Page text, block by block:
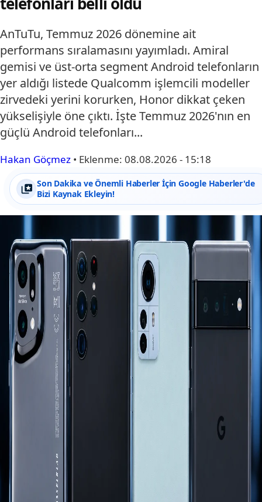
AnTuTu, Temmuz 2026 dönemine ait
performans sıralamasını yayımladı. Amiral
gemisi ve üst-orta segment Android telefonların
yer aldığı listede Qualcomm işlemcili modeller
zirvedeki yerini korurken, Honor dikkat çeken
yükselişiyle öne çıktı. İşte Temmuz 2026'nın en
güçlü Android telefonları...
Hakan Göçmez • Eklenme: 08.08.2026 - 15:18
Son Dakika ve Önemli Haberler İçin Google Haberler'de
Bizi Kaynak Ekleyin!